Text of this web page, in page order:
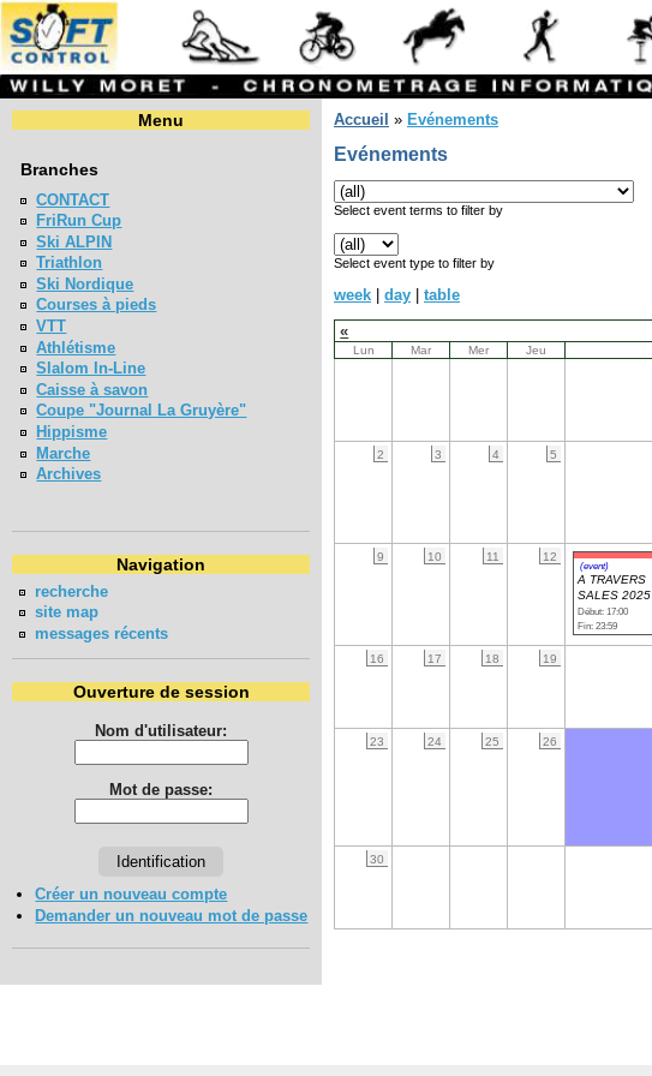
Menu
Branches
CONTACT
FriRun Cup
Ski ALPIN
Triathlon
Ski Nordique
Courses à pieds
VTT
Athlétisme
Slalom In-Line
Caisse à savon
Coupe "Journal La Gruyère"
Hippisme
Marche
Archives
Navigation
recherche
site map
messages récents
Ouverture de session
Nom d'utilisateur:
Mot de passe:
Créer un nouveau compte
Demander un nouveau mot de passe
Accueil » Evénements
Evénements
Select event terms to filter by
Select event type to filter by
week day
table
«
Lun Mar Mer Jeu
2 3 4 5
9 10 11 12
(event)
A TRAVERS
SALES 2025
Début: 17:00
Fin: 23:59
16 17 18 19
23 24 25 26
30